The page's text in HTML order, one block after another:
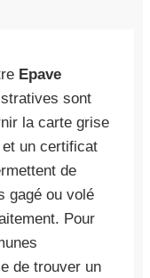
Epave
sont
la carte grise
et un certificat
de
gagé ou volé
Pour
de trouver un